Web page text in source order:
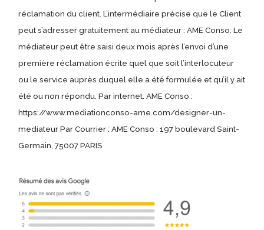
réclamation du client. L’intermédiaire précise que le Client
peut s’adresser gratuitement au médiateur : AME Conso. Le
médiateur peut être saisi deux mois après l’envoi d’une
première réclamation écrite quel que soit l’interlocuteur
ou le service auprès duquel elle a été formulée et qu’il y ait
été ou non répondu. Par internet. AME Conso :
https://www.mediationconso-ame.com/designer-un-
mediateur Par Courrier : AME Conso : 197 boulevard Saint-
Germain, 75007 PARIS